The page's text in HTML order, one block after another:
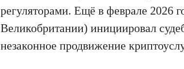
регуляторами. Ещё в феврале 2026
Великобритании) инициировал
незаконное продвижение